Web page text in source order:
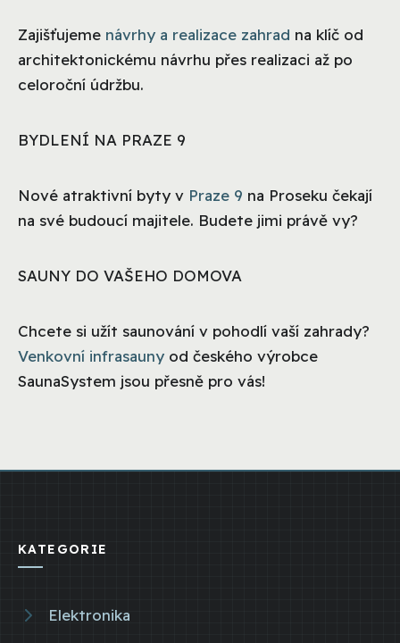
Zajišťujeme návrhy a realizace zahrad na klíč od
architektonickému návrhu přes realizaci až po
celoroční údržbu.
BYDLENÍ NA PRAZE 9
Nové atraktivní byty v Praze 9 na Proseku čekají
na své budoucí majitele. Budete jimi právě vy?
SAUNY DO VAŠEHO DOMOVA
Chcete si užít saunování v pohodlí vaší zahrady?
Venkovní infrasauny od českého výrobce
SaunaSystem jsou přesně pro vás!
KATEGORIE
Elektronika